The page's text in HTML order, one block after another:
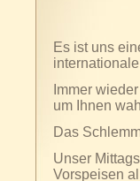
Es ist uns
Immer
um Ihnen
Das
Unser
Vorspeisen